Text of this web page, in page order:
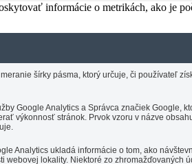
informácie o metrikách, ako je
šírky pásma, ktorý určuje, či používateľ
Google Analytics a Správca značiek Google,
výkonnosť stránok. Prvok vzoru v názve
Analytics ukladá informácie o tom, ako
webovej lokality. Niektoré zo zhromažďovaných